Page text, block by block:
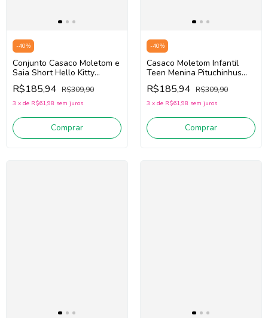
-40%
Conjunto Casaco Moletom e
Saia Short Hello Kitty
Infantil Teen Momi J7179
(Off White/Rosa)
R$185,94 R$309,90
3 x de R$61,98 sem juros
Comprar
-40%
Casaco Moletom Infantil
Teen Menina Pituchinhus
30253 (Bege/Preto)
R$185,94 R$309,90
3 x de R$61,98 sem juros
Comprar